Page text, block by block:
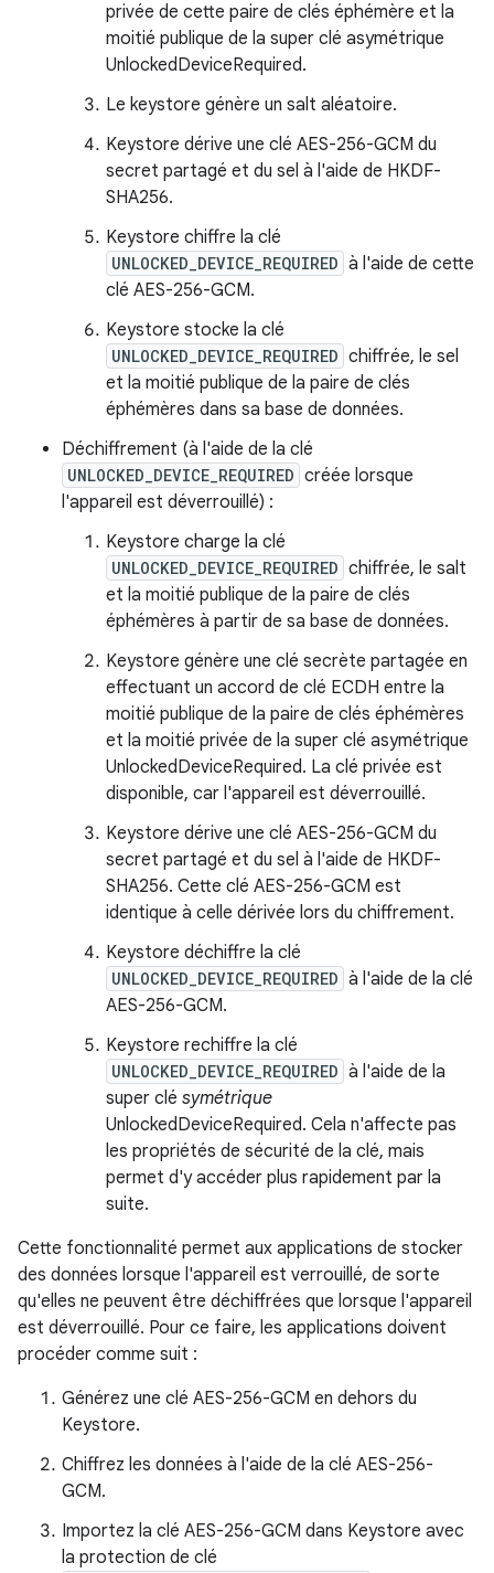
privée de cette paire de clés éphémère et la
moitié publique de la super clé asymétrique
UnlockedDeviceRequired.
Le keystore génère un salt aléatoire.
Keystore dérive une clé AES-256-GCM du
secret partagé et du sel à l'aide de HKDF-
SHA256.
Keystore chiffre la clé
UNLOCKED_DEVICE_REQUIRED à l'aide de cette
clé AES-256-GCM.
Keystore stocke la clé
UNLOCKED_DEVICE_REQUIRED chiffrée, le sel
et la moitié publique de la paire de clés
éphémères dans sa base de données.
Déchiffrement (à l'aide de la clé
UNLOCKED_DEVICE_REQUIRED créée lorsque
l'appareil est déverrouillé) :
Keystore charge la clé
UNLOCKED_DEVICE_REQUIRED chiffrée, le salt
et la moitié publique de la paire de clés
éphémères à partir de sa base de données.
Keystore génère une clé secrète partagée en
effectuant un accord de clé ECDH entre la
moitié publique de la paire de clés éphémères
et la moitié privée de la super clé asymétrique
UnlockedDeviceRequired. La clé privée est
disponible, car l'appareil est déverrouillé.
Keystore dérive une clé AES-256-GCM du
secret partagé et du sel à l'aide de HKDF-
SHA256. Cette clé AES-256-GCM est
identique à celle dérivée lors du chiffrement.
Keystore déchiffre la clé
UNLOCKED_DEVICE_REQUIRED à l'aide de la clé
AES-256-GCM.
Keystore rechiffre la clé
UNLOCKED_DEVICE_REQUIRED à l'aide de la
super clé symétrique
UnlockedDeviceRequired. Cela n'affecte pas
les propriétés de sécurité de la clé, mais
permet d'y accéder plus rapidement par la
suite.
Cette fonctionnalité permet aux applications de stocker
des données lorsque l'appareil est verrouillé, de sorte
qu'elles ne peuvent être déchiffrées que lorsque l'appareil
est déverrouillé. Pour ce faire, les applications doivent
procéder comme suit :
Générez une clé AES-256-GCM en dehors du
Keystore.
Chiffrez les données à l'aide de la clé AES-256-
GCM.
Importez la clé AES-256-GCM dans Keystore avec
la protection de clé